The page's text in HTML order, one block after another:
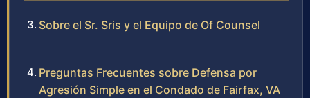
Sobre el Sr. Sris y el Equipo de Of Counsel
Preguntas Frecuentes sobre Defensa por
Agresión Simple en el Condado de Fairfax, VA